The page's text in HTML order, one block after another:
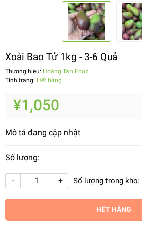
Xoài Bao Tử 1kg - 3-6 Quả
Thương hiệu: Hoàng Tân Food
Tình trạng: Hết hàng
¥1,050
Mô tả đang cập nhật
Số lượng:
- + Số lượng trong kho:
HẾT HÀNG